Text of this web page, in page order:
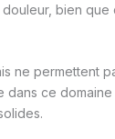
bien
ne permettent
dans ce